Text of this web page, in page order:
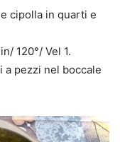
cipolla in quarti e
120°/ Vel 1.
pezzi nel boccale